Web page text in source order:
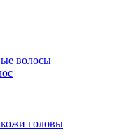
волосы
головы